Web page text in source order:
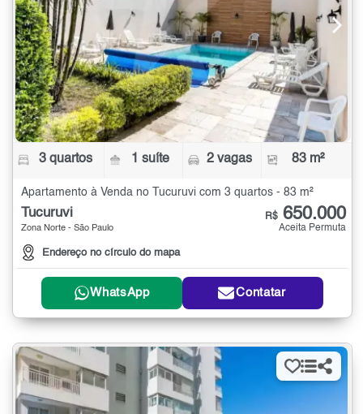
3 quartos 1 suíte 2 vagas 83 m²
Apartamento à Venda no Tucuruvi com 3 quartos - 83 m²
Tucuruvi
Zona Norte - São Paulo
Endereço no círculo do mapa
R$ 650.000
Aceita Permuta
WhatsApp Contatar